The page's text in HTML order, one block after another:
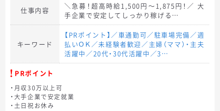
仕事内容
＼急募！超高時給1,500円～1,875円！／ 大
手企業で安定してしっかり稼げる…
キーワード
【PRポイント】／車通勤可／駐車場完備／週
払いＯＫ／未経験者歓迎／主婦（ママ）・主夫
活躍中／20代・30代活躍中／3…
PRポイント
・月収30万以上可
・大手企業で安定就業
・土日祝お休み